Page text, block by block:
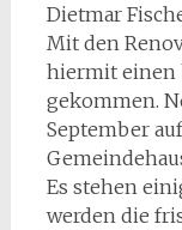
Dietmar
Mit den
hiermit einen
gekommen.
September
Es stehen
werden die